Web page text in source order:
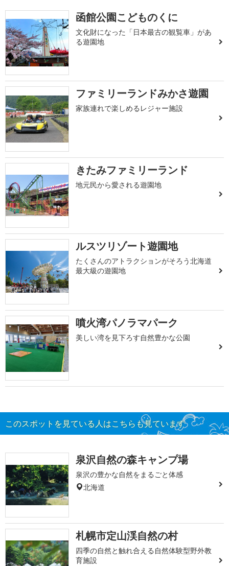
函館公園こどものくに
文化財になった「日本最古の観覧車」があ
る遊園地
ファミリーランドみかさ遊園
家族連れで楽しめるレジャー施設
きたみファミリーランド
地元民から愛される遊園地
ルスツリゾート遊園地
たくさんのアトラクションがそろう北海道
最大級の遊園地
噴火湾パノラマパーク
美しい湾を見下ろす自然豊かな公園
このスポットを見ている人はこちらも見ています
泉沢自然の森キャンプ場
泉沢の豊かな自然をまるごと体感
北海道
札幌市定山渓自然の村
四季の自然と触れ合える自然体験型野外教
育施設